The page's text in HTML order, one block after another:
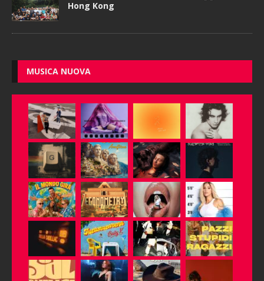
Hong Kong
MUSICA NUOVA